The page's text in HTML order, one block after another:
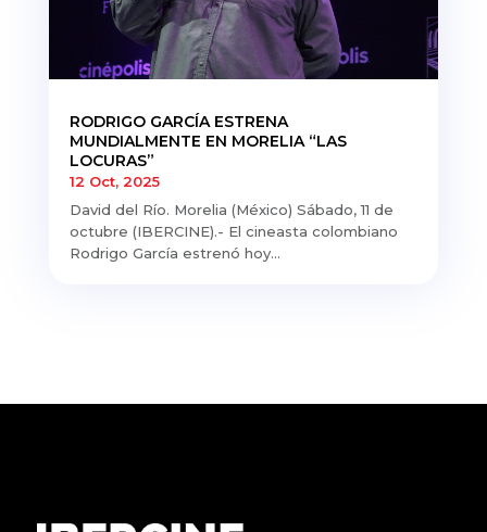
RODRIGO GARCÍA ESTRENA
MUNDIALMENTE EN MORELIA “LAS
LOCURAS”
12 Oct, 2025
David del Río. Morelia (México) Sábado, 11 de
octubre (IBERCINE).- El cineasta colombiano
Rodrigo García estrenó hoy...